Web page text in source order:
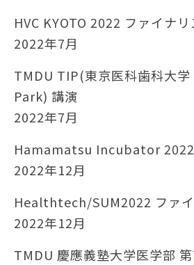
HVC KYOTO 2022 ファイナリ
2022年7⽉
TMDU TIP(東京医科歯科大
Park) 講演
2022年7⽉
Hamamatsu Incubator
2022年12⽉
Healthtech/SUM2022 ファ
2022年12⽉
TMDU 慶應義塾大学医学部